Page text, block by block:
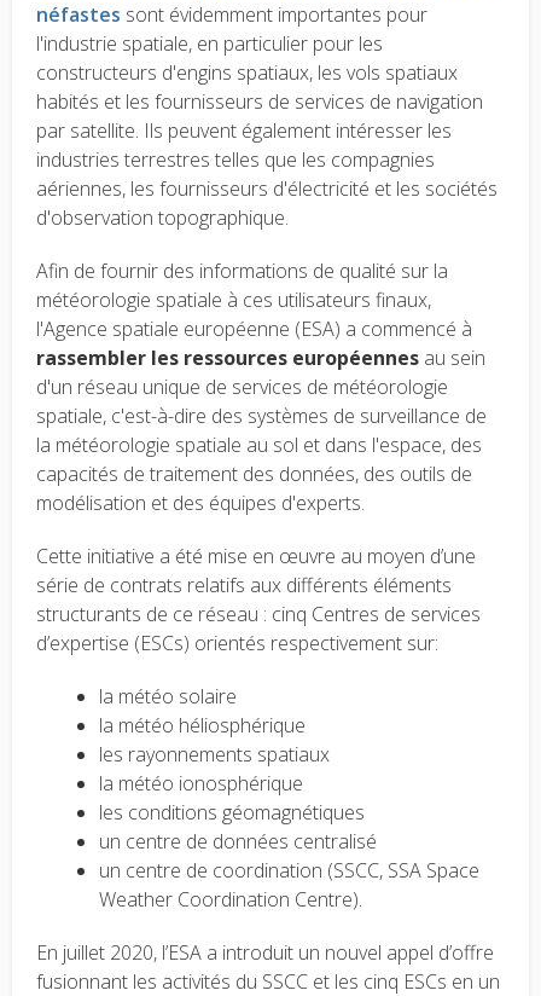
néfastes sont évidemment importantes pour
l'industrie spatiale, en particulier pour les
constructeurs d'engins spatiaux, les vols spatiaux
habités et les fournisseurs de services de navigation
par satellite. Ils peuvent également intéresser les
industries terrestres telles que les compagnies
aériennes, les fournisseurs d'électricité et les sociétés
d'observation topographique.
Afin de fournir des informations de qualité sur la
météorologie spatiale à ces utilisateurs finaux,
l'Agence spatiale européenne (ESA) a commencé à
rassembler les ressources européennes au sein
d'un réseau unique de services de météorologie
spatiale, c'est-à-dire des systèmes de surveillance de
la météorologie spatiale au sol et dans l'espace, des
capacités de traitement des données, des outils de
modélisation et des équipes d'experts.
Cette initiative a été mise en œuvre au moyen d’une
série de contrats relatifs aux différents éléments
structurants de ce réseau : cinq Centres de services
d’expertise (ESCs) orientés respectivement sur:
la météo solaire
la météo héliosphérique
les rayonnements spatiaux
la météo ionosphérique
les conditions géomagnétiques
un centre de données centralisé
un centre de coordination (SSCC, SSA Space
Weather Coordination Centre).
En juillet 2020, l’ESA a introduit un nouvel appel d’offre
fusionnant les activités du SSCC et les cinq ESCs en un